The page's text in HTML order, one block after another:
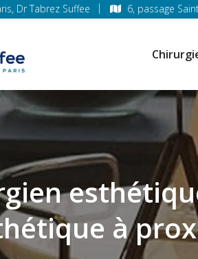
Dr Tabrez Suffee 6, passage
à